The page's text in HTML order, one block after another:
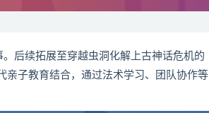
后续拓展至穿越虫洞化解上古神话危机的
亲子教育结合，通过法术学习、团队协作等